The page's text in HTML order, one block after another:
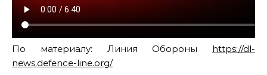
По материалу: Линия Обороны https://dl-
news.defence-line.org/